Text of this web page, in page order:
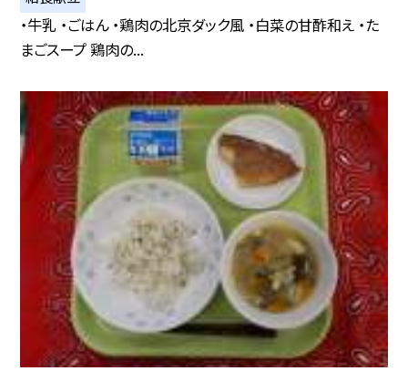
・牛乳 ・ごはん ・鶏肉の北京ダック風 ・白菜の甘酢和え ・た
まごスープ 鶏肉の...